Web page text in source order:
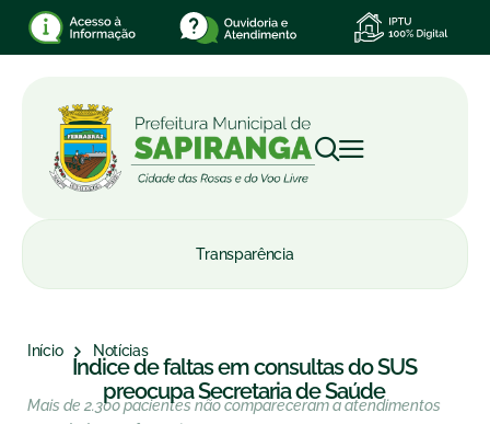
Transparência
Início Notícias
Índice de faltas em consultas do SUS
preocupa Secretaria de Saúde
Mais de 2.300 pacientes não compareceram a atendimentos